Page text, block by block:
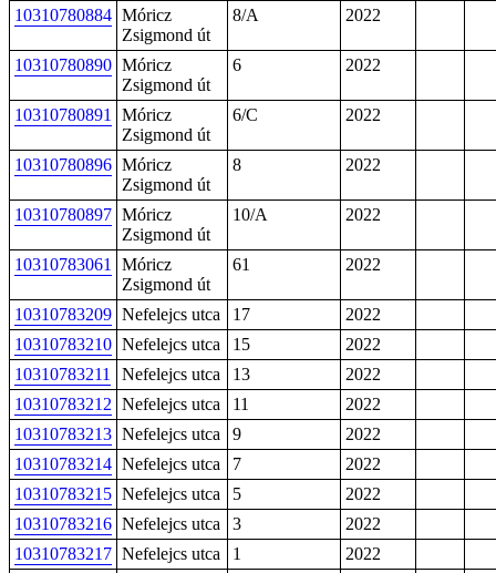
10310780884 Móricz
Zsigmond út
8/A 2022
10310780890 Móricz
Zsigmond út
6 2022
10310780891
Móricz
Zsigmond út
6/C 2022
10310780896 Móricz
Zsigmond út
8 2022
10310780897 Móricz
Zsigmond út
10/A 2022
10310783061
Móricz
Zsigmond út
61 2022
10310783209 Nefelejcs utca 17
2022
10310783210 Nefelejcs utca 15
2022
10310783211
Nefelejcs utca 13
2022
10310783212 Nefelejcs utca 11
2022
10310783213 Nefelejcs utca 9
2022
10310783214 Nefelejcs utca 7
2022
10310783215 Nefelejcs utca 5
2022
10310783216 Nefelejcs utca 3
2022
10310783217 Nefelejcs utca 1
2022